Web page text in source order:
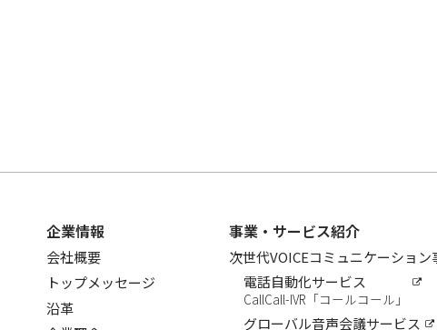
企業情報
会社概要
トップメッセージ
沿革
事業・サービス紹介
次世代VOICEコミュニケーション
電話自動化サービス
CallCall-IVR「コールコール」
グローバル音声会議サービス